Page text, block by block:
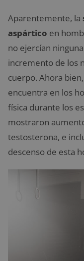
Aparentemente, la
aspártico en
no ejercían
incremento de los
cuerpo. Ahora
encuentra en los
física durante los
mostraron
testosterona, e
descenso de esta